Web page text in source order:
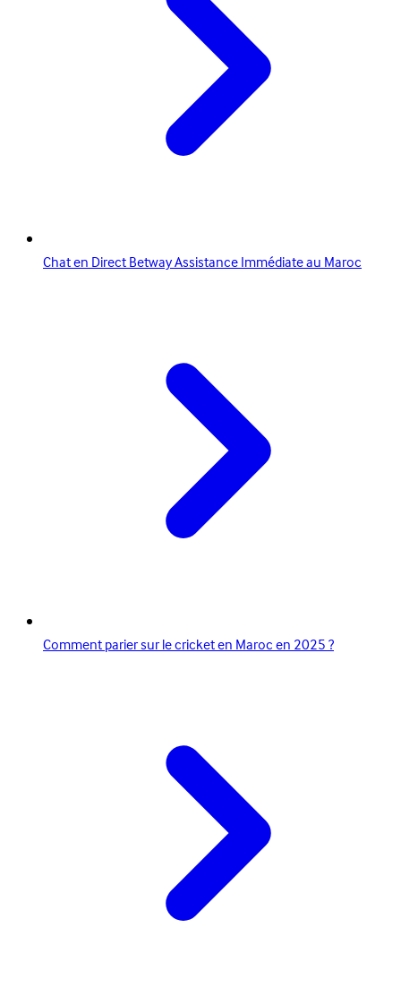
Chat en Direct Betway Assistance Immédiate au Maroc
Comment parier sur le cricket en Maroc en 2025 ?